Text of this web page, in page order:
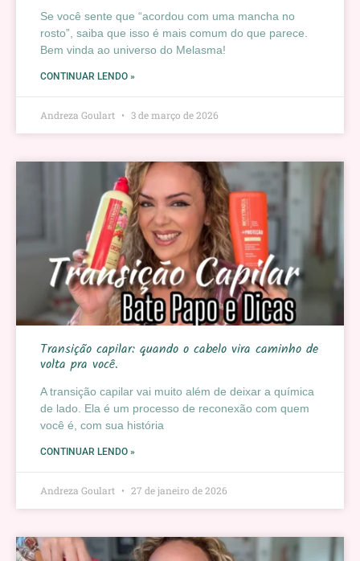
Se você sente que “acordou com uma mancha no
rosto”, saiba que isso é mais comum do que parece.
Bem vinda ao universo do Melasma!
CONTINUAR LENDO »
Andreza Goulart 3 de março de 2026
Transição capilar: quando o cabelo vira caminho de
volta pra você.
A transição capilar vai muito além de deixar a química
de lado. Ela é um processo de reconexão com quem
você é, com sua história
CONTINUAR LENDO »
Andreza Goulart 27 de janeiro de 2026